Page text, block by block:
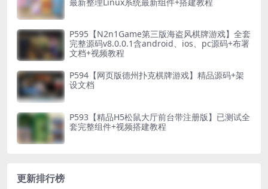
P595【N2n1Game第三版海盗风棋牌游戏】全套
完整源码v8.0.0.1含android、ios、pc源码+布署
文档+视频教程
P594【网页版德州扑克棋牌游戏】精品源码+架
设文档
P593【精品H5松鼠大厅前台带注册版】已测试全
套完整组件+视频搭建教程
更新排行榜